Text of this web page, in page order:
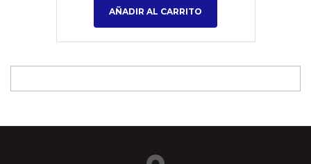
AÑADIR AL CARRITO